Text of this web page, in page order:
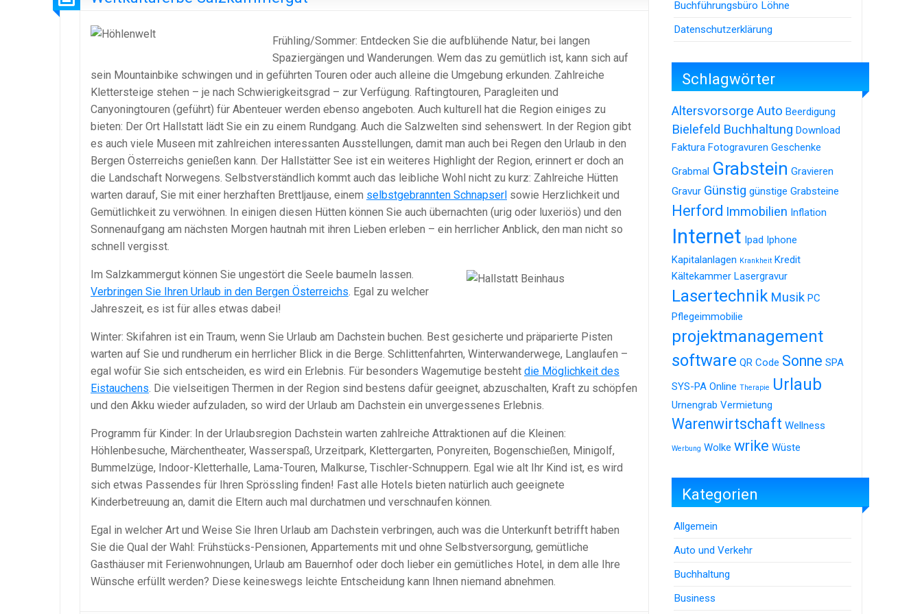
Frühling/Sommer: Entdecken Sie die aufblühende Natur, bei langen
Spaziergängen und Wanderungen. Wem das zu gemütlich ist, kann sich auf
sein Mountainbike schwingen und in geführten Touren oder auch alleine die Umgebung erkunden. Zahlreiche
Klettersteige stehen – je nach Schwierigkeitsgrad – zur Verfügung. Raftingtouren, Paragleiten und
Canyoningtouren (geführt) für Abenteuer werden ebenso angeboten. Auch kulturell hat die Region einiges zu
bieten: Der Ort Hallstatt lädt Sie ein zu einem Rundgang. Auch die Salzwelten sind sehenswert. In der Region gibt
es auch viele Museen mit zahlreichen interessanten Ausstellungen, damit man auch bei Regen den Urlaub in den
Bergen Österreichs genießen kann. Der Hallstätter See ist ein weiteres Highlight der Region, erinnert er doch an
die Landschaft Norwegens. Selbstverständlich kommt auch das leibliche Wohl nicht zu kurz: Zahlreiche Hütten
warten darauf, Sie mit einer herzhaften Brettljause, einem selbstgebrannten Schnapserl sowie Herzlichkeit und
Gemütlichkeit zu verwöhnen. In einigen diesen Hütten können Sie auch übernachten (urig oder luxeriös) und den
Sonnenaufgang am nächsten Morgen hautnah mit ihren Lieben erleben – ein herrlicher Anblick, den man nicht so
schnell vergisst.
Im Salzkammergut können Sie ungestört die Seele baumeln lassen.
Verbringen Sie Ihren Urlaub in den Bergen Österreichs. Egal zu welcher
Jahreszeit, es ist für alles etwas dabei!
Winter: Skifahren ist ein Traum, wenn Sie Urlaub am Dachstein buchen. Best gesicherte und präparierte Pisten
warten auf Sie und rundherum ein herrlicher Blick in die Berge. Schlittenfahrten, Winterwanderwege, Langlaufen –
egal wofür Sie sich entscheiden, es wird ein Erlebnis. Für besonders Wagemutige besteht die Möglichkeit des
Eistauchens. Die vielseitigen Thermen in der Region sind bestens dafür geeignet, abzuschalten, Kraft zu schöpfen
und den Akku wieder aufzuladen, so wird der Urlaub am Dachstein ein unvergessenes Erlebnis.
Programm für Kinder: In der Urlaubsregion Dachstein warten zahlreiche Attraktionen auf die Kleinen:
Höhlenbesuche, Märchentheater, Wasserspaß, Urzeitpark, Klettergarten, Ponyreiten, Bogenschießen, Minigolf,
Bummelzüge, Indoor-Kletterhalle, Lama-Touren, Malkurse, Tischler-Schnuppern. Egal wie alt Ihr Kind ist, es wird
sich etwas Passendes für Ihren Sprössling finden! Fast alle Hotels bieten natürlich auch geeignete
Kinderbetreuung an, damit die Eltern auch mal durchatmen und verschnaufen können.
Egal in welcher Art und Weise Sie Ihren Urlaub am Dachstein verbringen, auch was die Unterkunft betrifft haben
Sie die Qual der Wahl: Frühstücks-Pensionen, Appartements mit und ohne Selbstversorgung, gemütliche
Gasthäuser mit Ferienwohnungen, Urlaub am Bauernhof oder doch lieber ein gemütliches Hotel, in dem alle Ihre
Wünsche erfüllt werden? Diese keineswegs leichte Entscheidung kann Ihnen niemand abnehmen.
Buchführungsbüro Löhne
Datenschutzerklärung
Schlagwörter
Altersvorsorge Auto Beerdigung
Bielefeld Buchhaltung Download
Faktura Fotogravuren Geschenke
Grabmal Grabstein Gravieren
Gravur Günstig günstige Grabsteine
Herford Immobilien Inflation
Internet Ipad Iphone
Kapitalanlagen Krankheit Kredit
Kältekammer Lasergravur
Lasertechnik Musik PC
Pflegeimmobilie
projektmanagement
software QR Code Sonne SPA
SYS-PA Online Therapie Urlaub
Urnengrab Vermietung
Warenwirtschaft Wellness
Werbung Wolke wrike Wüste
Kategorien
Allgemein
Auto und Verkehr
Buchhaltung
Business